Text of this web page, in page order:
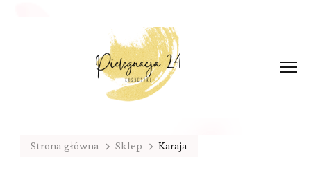
Strona główna Sklep Karaja